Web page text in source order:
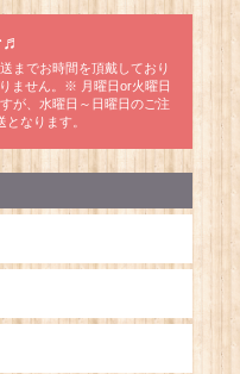
♬
までお時間を頂戴しており
ません。※ 月曜日or火曜日
が、水曜日～日曜日のご注
なります。